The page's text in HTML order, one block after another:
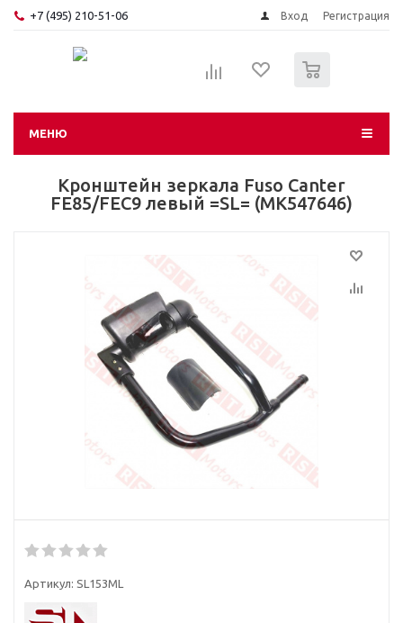
+7 (495) 210-51-06 Вход Регистрация
МЕНЮ
Кронштейн зеркала Fuso Canter
FE85/FEC9 левый =SL= (MK547646)
Артикул: SL153ML